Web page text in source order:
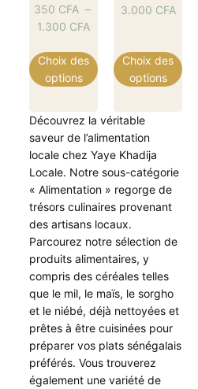
350 CFA –
1.300 CFA
Choix des
options
3.000 CFA
Choix des
options
Découvrez la véritable
saveur de l’alimentation
locale chez Yaye Khadija
Locale. Notre sous-catégorie
« Alimentation » regorge de
trésors culinaires provenant
des artisans locaux.
Parcourez notre sélection de
produits alimentaires, y
compris des céréales telles
que le mil, le maïs, le sorgho
et le niébé, déjà nettoyées et
prêtes à être cuisinées pour
préparer vos plats sénégalais
préférés. Vous trouverez
également une variété de